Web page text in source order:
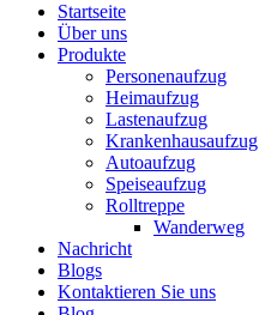
Startseite
Über uns
Produkte
Personenaufzug
Heimaufzug
Lastenaufzug
Krankenhausaufzug
Autoaufzug
Speiseaufzug
Rolltreppe
Wanderweg
Nachricht
Blogs
Kontaktieren Sie uns